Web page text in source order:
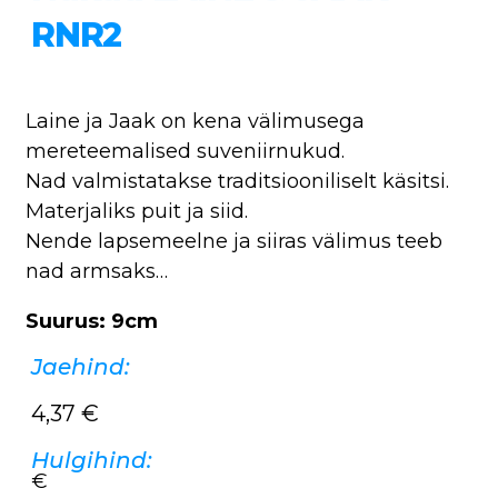
RNR2
Laine ja Jaak on kena välimusega
mereteemalised suveniirnukud.
Nad valmistatakse traditsiooniliselt käsitsi.
Materjaliks puit ja siid.
Nende lapsemeelne ja siiras välimus teeb
nad armsaks…
Suurus: 9cm
Jaehind:
4,37 €
Hulgihind:
€